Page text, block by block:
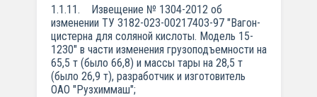
1.1.11. Извещение № 1304-2012 об
изменении ТУ 3182-023-00217403-97 "Вагон-
цистерна для соляной кислоты. Модель 15-
1230" в части изменения грузоподъемности на
65,5 т (было 66,8) и массы тары на 28,5 т
(было 26,9 т), разработчик и изготовитель
ОАО "Рузхиммаш";